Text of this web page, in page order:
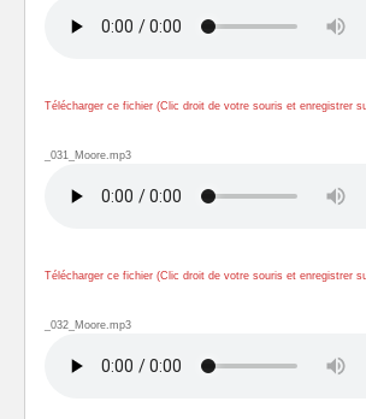
Télécharger ce fichier (Clic droit de votre souris et enregistrer
_031_Moore.mp3
Télécharger ce fichier (Clic droit de votre souris et enregistrer
_032_Moore.mp3